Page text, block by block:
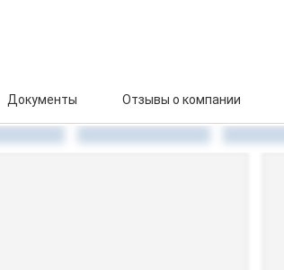
Документы Отзывы о компании